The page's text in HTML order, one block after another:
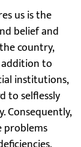
us is the
belief and
country,
to
institutions,
to selflessly
Consequently,
problems